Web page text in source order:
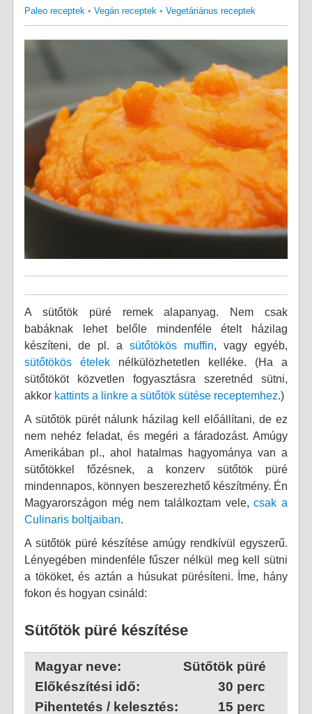
Paleo receptek• Vegán receptek• Vegetáriánus receptek
A sütőtök püré remek alapanyag. Nem csak
babáknak lehet belőle mindenféle ételt házilag
készíteni, de pl. asütőtökös muffin, vagy egyéb,
sütőtökös ételeknélkülözhetetlen kelléke. (Ha a
sütőtököt közvetlen fogyasztásra szeretnéd sütni,
akkor kattints a linkre a sütőtök sütése receptemhez.)
A sütőtök pürét nálunk házilag kell előállítani, de ez
nem nehéz feladat, és megéri a fáradozást. Amúgy
Amerikában pl., ahol hatalmas hagyománya van a
sütőtökkel főzésnek, a konzerv sütőtök püré
mindennapos, könnyen beszerezhető készítmény. Én
Magyarországon még nem találkoztam vele,csak a
Culinaris boltjaiban.
A sütőtök püré készítése amúgy rendkívül egyszerű.
Lényegében mindenféle fűszer nélkül meg kell sütni
a tököket, és aztán a húsukat pürésíteni. Íme, hány
fokon és hogyan csináld:
Sütőtök püré készítése
Magyar neve:
Sütőtök püré
Előkészítési idő:
30 perc
Pihentetés / kelesztés:
15 perc